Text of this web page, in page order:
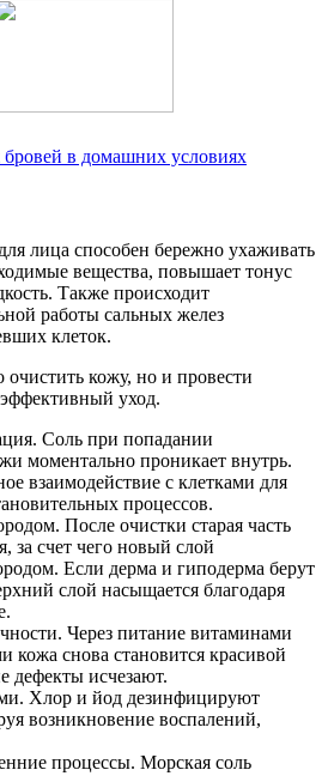
бровей в домашних условиях
лица способен бережно ухаживать
вещества, повышает тонус
Также происходит
работы сальных желез
клеток.
очистить кожу, но и провести
уход.
Соль при попадании
моментально проникает внутрь.
взаимодействие с клетками для
процессов.
После очистки старая часть
за счет чего новый слой
Если дерма и гиподерма берут
слой насыщается благодаря
Через питание витаминами
кожа снова становится красивой
дефекты исчезают.
Хлор и йод дезинфицируют
возникновение воспалений,
процессы. Морская соль